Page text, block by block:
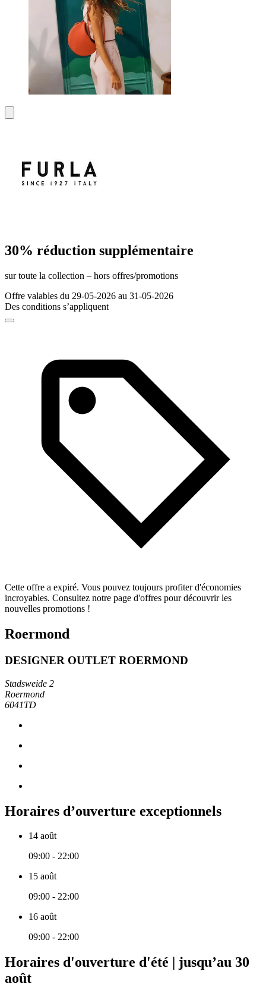
30% réduction supplémentaire
sur toute la collection – hors offres/promotions
Offre valables du 29-05-2026 au 31-05-2026
Des conditions s’appliquent
Cette offre a expiré. Vous pouvez toujours profiter d'économies
incroyables. Consultez notre page d'offres pour découvrir les
nouvelles promotions !
Roermond
DESIGNER OUTLET ROERMOND
Stadsweide 2
Roermond
6041TD
Horaires d’ouverture exceptionnels
14 août
09:00 - 22:00
15 août
09:00 - 22:00
16 août
09:00 - 22:00
Horaires d'ouverture d'été | jusqu’au 30
août